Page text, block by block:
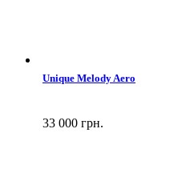
Unique Melody Aero
33 000 грн.